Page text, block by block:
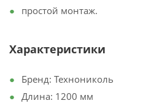
простой монтаж.
Характеристики
Бренд: Технониколь
Длина: 1200 мм